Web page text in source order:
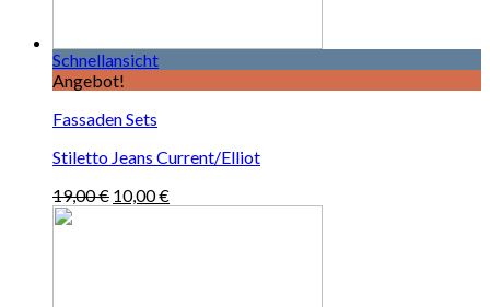
Schnellansicht
Angebot!
Fassaden Sets
Stiletto Jeans Current/Elliot
19,00€ 10,00€